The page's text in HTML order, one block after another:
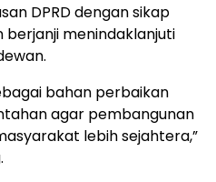
DPRD dengan sikap
berjanji menindaklanjuti
bahan perbaikan
agar pembangunan
lebih sejahtera,”